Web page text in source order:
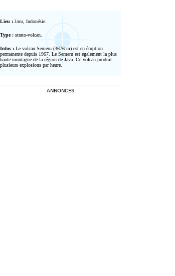
Lieu : Java, Indonésie.
Type : strato-volcan.
Infos : Le volcan Semeru (3676 m) est en éruption
permanente depuis 1967. Le Semeru est également la plus
haute montagne de la région de Java. Ce volcan produit
plusieurs explosions par heure.
ANNONCES